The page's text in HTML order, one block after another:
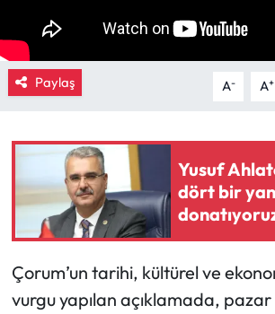
Paylaş A- A+
Yusuf
dört bir
Çorum’un tarihi, kültürel ve
vurgu yapılan açıklamada, pazar
Kimdir?
Kültür Sanat
Laçin Haberleri
Magazin
Mecitözü Haberleri